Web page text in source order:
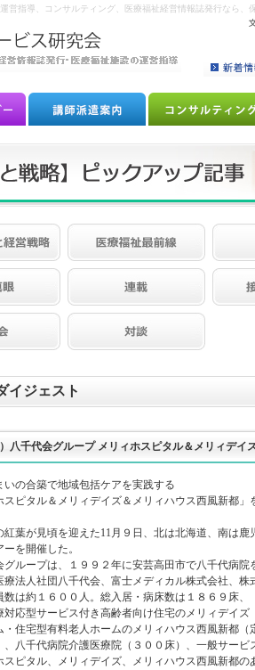
指導、コンサルティング、医療福祉経営情報誌発行なら、
イジェスト
八千代会グループ メリィホスピタル＆メリィデイ
いの合築で地域包括ケアを実践する
スピタル＆メリィデイズ＆メリィハウス西風新都」
葉が見頃を迎えた11月９日、北は北海道、南は鹿
ーを開催した。
ループは、１９９２年に安芸高田市で八千代病院
療法人社団八千代会、富士メディカル株式会社、
数は約１６００人。総入居・病床数は１８６９床、
対応型サービス付き高齢者向け住宅のメリィデイ
・住宅型有料老人ホームのメリィハウス西風新都
、八千代病院介護医療院（３００床）、一般サービ
ピタル、メリィデイズ、メリィハウス西風新都の